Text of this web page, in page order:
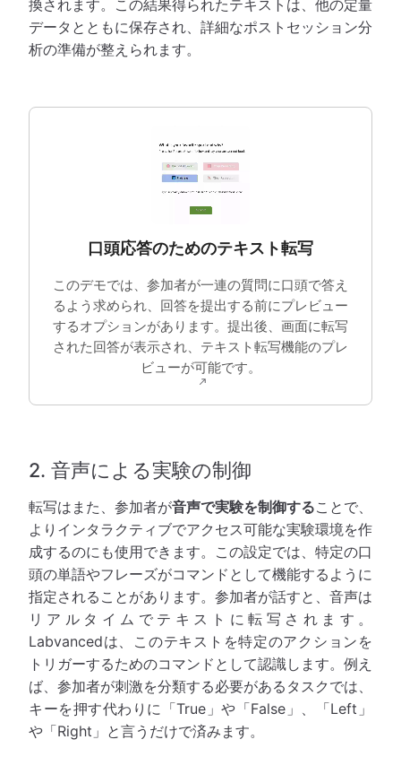
換されます。この結果得られたテキストは、他の定量
データとともに保存され、詳細なポストセッション分
析の準備が整えられます。
口頭応答のためのテキスト転写
このデモでは、参加者が一連の質問に口頭で答え
るよう求められ、回答を提出する前にプレビュー
するオプションがあります。提出後、画面に転写
された回答が表示され、テキスト転写機能のプレ
ビューが可能です。
2. 音声による実験の制御
転写はまた、参加者が音声で実験を制御することで、
よりインタラクティブでアクセス可能な実験環境を作
成するのにも使用できます。この設定では、特定の口
頭の単語やフレーズがコマンドとして機能するように
指定されることがあります。参加者が話すと、音声は
リアルタイムでテキストに転写されます。
Labvancedは、このテキストを特定のアクションを
トリガーするためのコマンドとして認識します。例え
ば、参加者が刺激を分類する必要があるタスクでは、
キーを押す代わりに「True」や「False」、「Left」
や「Right」と言うだけで済みます。